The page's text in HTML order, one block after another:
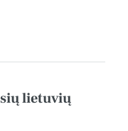
lietuvių